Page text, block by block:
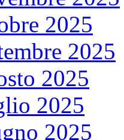
2025
2025
2025
2025
2025